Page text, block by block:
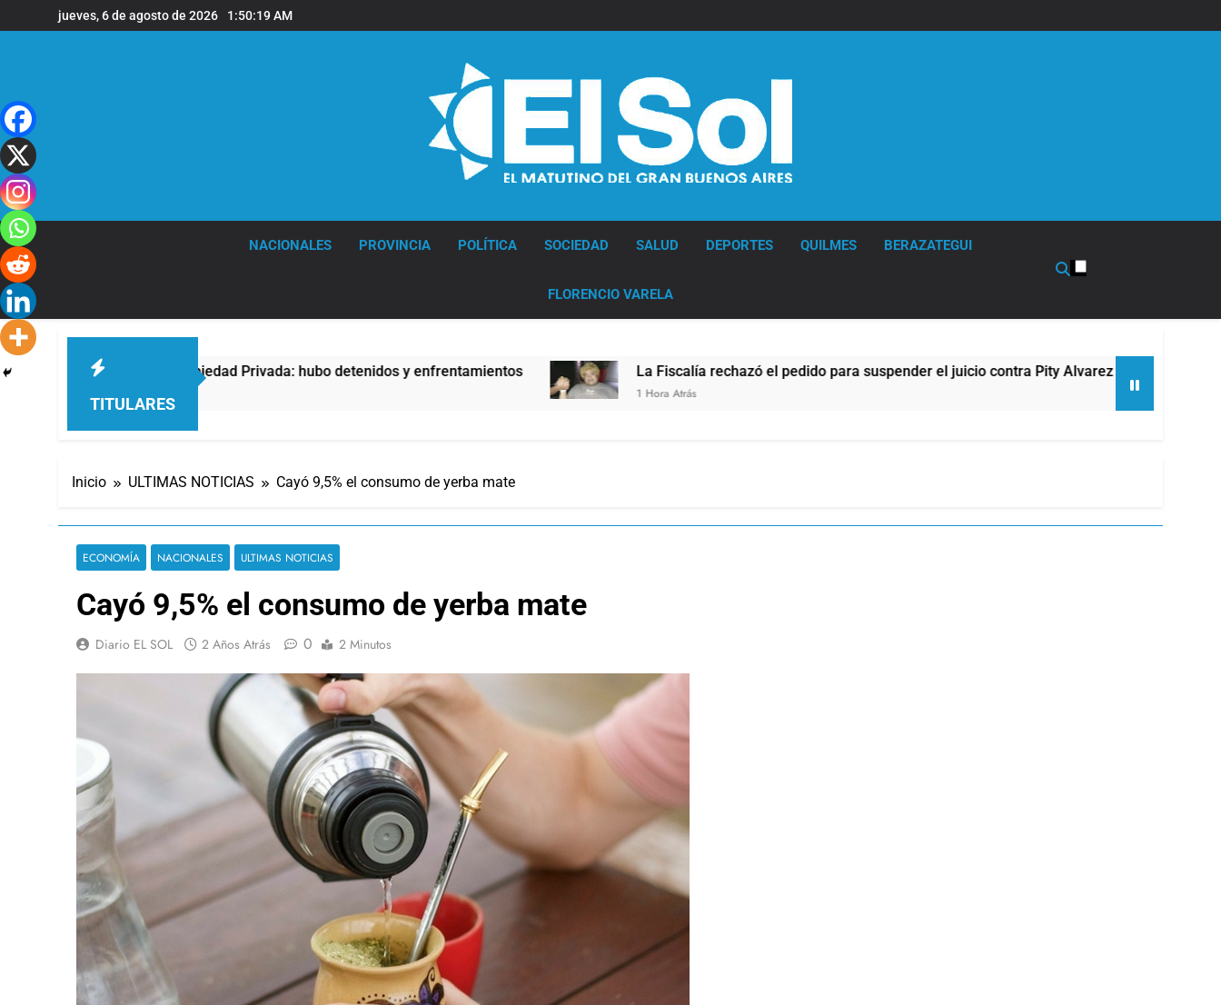
al
jueves, 6 de agosto de 2026 1:50:20 AM
NACIONALES PROVINCIA POLÍTICA SOCIEDAD SALUD DEPORTES QUILMES BERAZATEGUI
FLORENCIO VARELA
TITULARES
la Ley de Propiedad Privada: hubo detenidos y enfrentamientos La Fiscalía rechazó el pedido para suspender el juicio contra Pity Alvarez
1 Hora Atrás 2 Horas Atrás
Inicio ULTIMAS NOTICIAS Cayó 9,5% el consumo de yerba mate
ECONOMÍA NACIONALES ULTIMAS NOTICIAS
Cayó 9,5% el consumo de yerba mate
Diario EL SOL 2 Años Atrás 0 2 Minutos